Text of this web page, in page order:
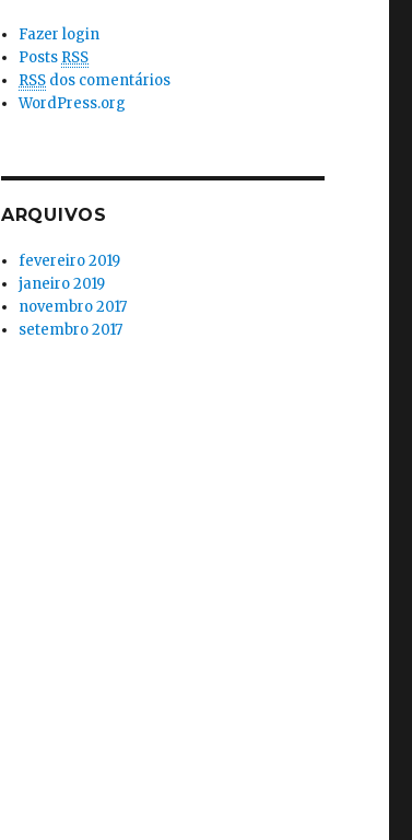
Fazer login
Posts RSS
RSS dos comentários
WordPress.org
ARQUIVOS
fevereiro 2019
janeiro 2019
novembro 2017
setembro 2017